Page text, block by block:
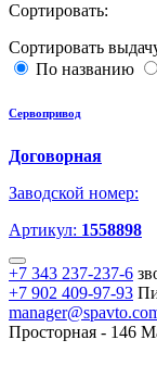
Сортировать:
Сортировать
По названию
Сервопривод
Договорная
Заводской номер:
Артикул: 1558898
+7 343 237-237-6
+7 902 409-97-93
Просторная - 146